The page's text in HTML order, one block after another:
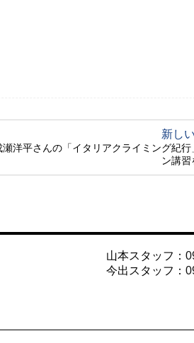
新し
瀬洋平さんの「イタリアクライミング紀行
ン講習
山本スタッフ：
今出スタッフ：